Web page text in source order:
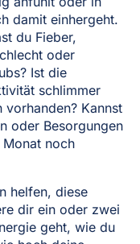
damit einhergeht.
du Fieber,
oder
Ist die
schlimmer
Kannst
oder Besorgungen
noch
helfen, diese
dir ein oder zwei
geht, wie du